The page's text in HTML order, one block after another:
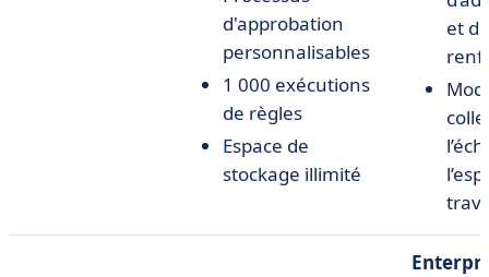
d'approbation
personnalisables
1 000 exécutions
de règles
Espace de
stockage illimité
et